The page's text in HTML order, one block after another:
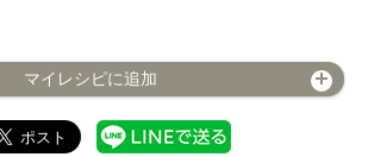
マイレシピに追加